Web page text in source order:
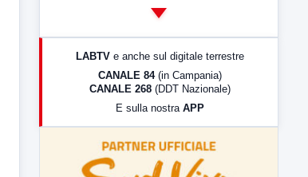
LabNews (Diretta)
LabNews (replica)
LABTV e anche sul digitale terrestre
CANALE 84 (in Campania)
CANALE 268 (DDT Nazionale)
E sulla nostra APP